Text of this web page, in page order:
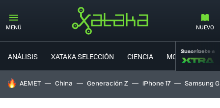
MENÚ NUEVO
ANÁLISIS XATAKA SELECCIÓN CIENCIA MOVILIDAD
Suscríbete a
HOY SE HABLA DE
AEMET China Generación Z iPhone 17 Samsung